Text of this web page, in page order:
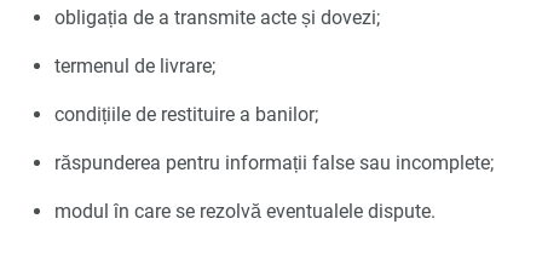
obligația de a transmite acte și dovezi;
termenul de livrare;
condițiile de restituire a banilor;
răspunderea pentru informații false sau incomplete;
modul în care se rezolvă eventualele dispute.